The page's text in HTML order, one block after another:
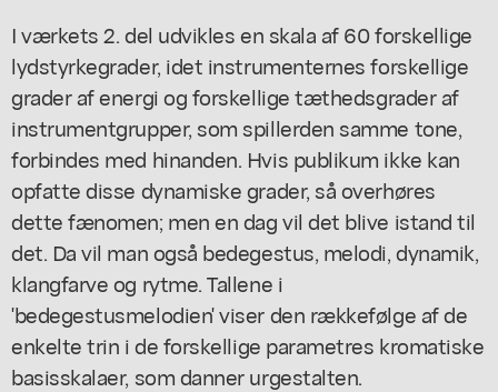
I værkets 2. del udvikles en skala af 60 forskellige
lydstyrkegrader, idet instrumenternes forskellige
grader af energi og forskellige tæthedsgrader af
instrumentgrupper, som spillerden samme tone,
forbindes med hinanden. Hvis publikum ikke kan
opfatte disse dynamiske grader, så overhøres
dette fænomen; men en dag vil det blive istand til
det. Da vil man også bedegestus, melodi, dynamik,
klangfarve og rytme. Tallene i
'bedegestusmelodien' viser den rækkefølge af de
enkelte trin i de forskellige parametres kromatiske
basisskalaer, som danner urgestalten.